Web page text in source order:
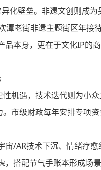
异化壁垒。非遗文创则成
潭老街非遗主题街区年接
品本身，更在于文化IP的
机遇，技术迭代则为小众
级财政每年安排专项资
/AR技术下沉、情绪疗愈
，搭配节气手账本形成场